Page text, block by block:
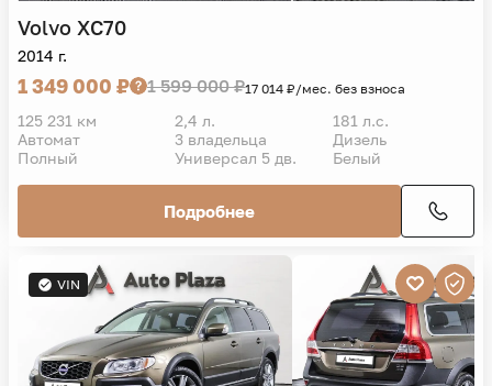
Volvo XC70
2014 г.
1 349 000 ₽ 1 599 000 ₽17 014 ₽/мес. без взноса
125 231 км 2,4 л.
181 л.с.
Автомат
3 владельца
Дизель
Полный
Универсал 5 дв. Белый
Подробнее
VIN